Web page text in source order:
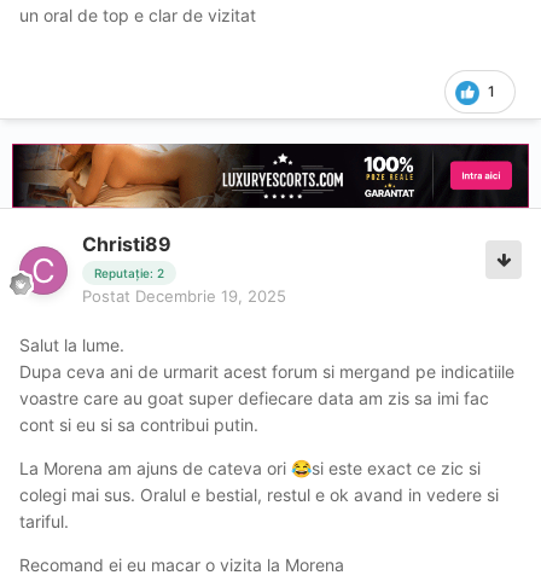
un oral de top e clar de vizitat
1
Christi89
Reputație: 2
Postat Decembrie 19, 2025
Salut la lume.
Dupa ceva ani de urmarit acest forum si mergand pe indicatiile
voastre care au goat super defiecare data am zis sa imi fac
cont si eu si sa contribui putin.
La Morena am ajuns de cateva ori 😂si este exact ce zic si
colegi mai sus. Oralul e bestial, restul e ok avand in vedere si
tariful.
Recomand ei eu macar o vizita la Morena